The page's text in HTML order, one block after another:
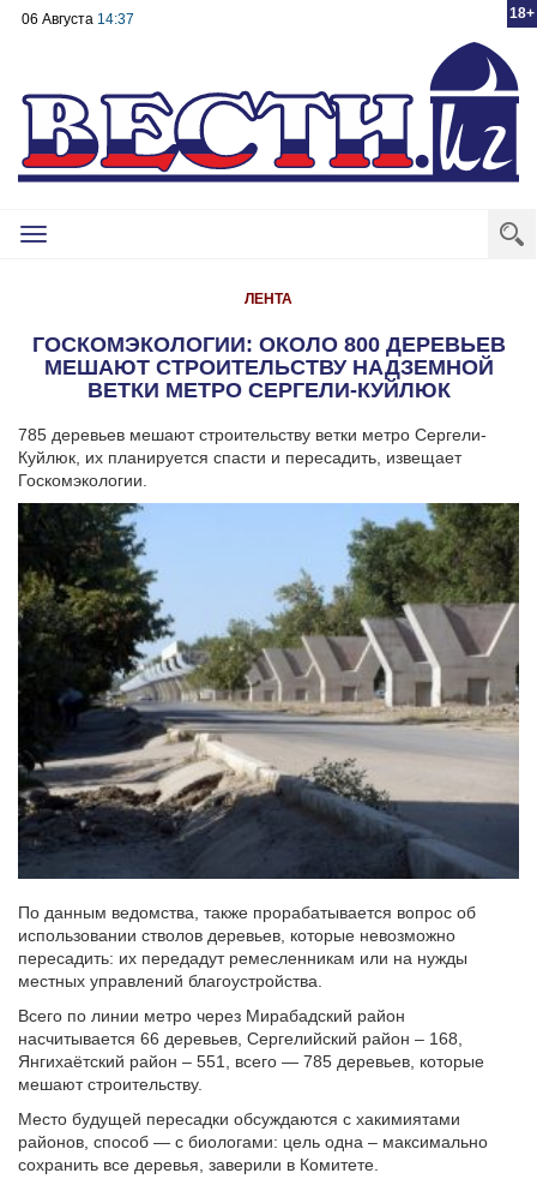
18+
06 Августа 14:37
Toggle
ЛЕНТА
ГОСКОМЭКОЛОГИИ: ОКОЛО 800 ДЕРЕВЬЕВ
МЕШАЮТ СТРОИТЕЛЬСТВУ НАДЗЕМНОЙ
ВЕТКИ МЕТРО СЕРГЕЛИ-КУЙЛЮК
785 деревьев мешают строительству ветки метро Сергели-
Куйлюк, их планируется спасти и пересадить, извещает
Госкомэкологии.
По данным ведомства, также прорабатывается вопрос об
использовании стволов деревьев, которые невозможно
пересадить: их передадут ремесленникам или на нужды
местных управлений благоустройства.
Всего по линии метро через Мирабадский район
насчитывается 66 деревьев, Сергелийский район – 168,
Янгихаётский район – 551, всего — 785 деревьев, которые
мешают строительству.
Место будущей пересадки обсуждаются с хакимиятами
районов, способ — с биологами: цель одна – максимально
сохранить все деревья, заверили в Комитете.